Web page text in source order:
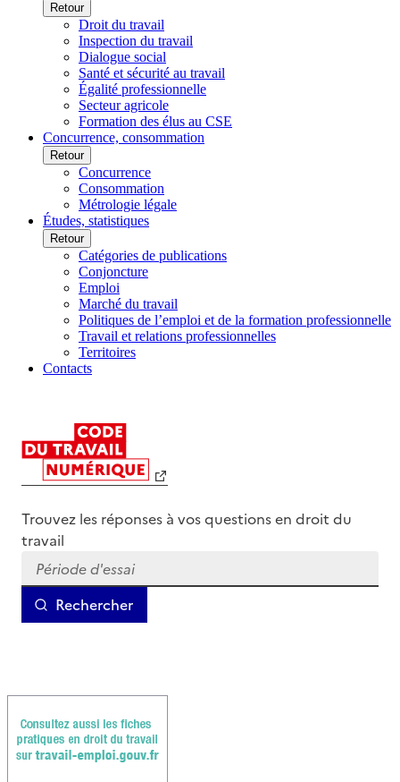
Retour
Droit du travail
Inspection du travail
Dialogue social
Santé et sécurité au travail
Égalité professionnelle
Secteur agricole
Formation des élus au CSE
Concurrence, consommation
Retour
Concurrence
Consommation
Métrologie légale
Études, statistiques
Retour
Catégories de publications
Conjoncture
Emploi
Marché du travail
Politiques de l’emploi et de la formation professionnelle
Travail et relations professionnelles
Territoires
Contacts